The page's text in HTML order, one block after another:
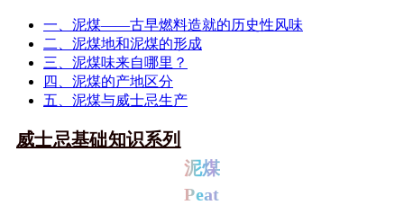
一、泥煤——古早燃料造就的历史性风味
二、泥煤地和泥煤的形成
三、泥煤味来自哪里？
四、泥煤的产地区分
五、泥煤与威士忌生产
威士忌基础知识系列
泥煤
Peat